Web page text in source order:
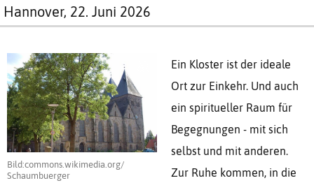
Hannover, 22. Juni 2026
Bild:commons.wikimedia.org/
Schaumbuerger
Ein Kloster ist der ideale
Ort zur Einkehr. Und auch
ein spiritueller Raum für
Begegnungen - mit sich
selbst und mit anderen.
Zur Ruhe kommen, in die